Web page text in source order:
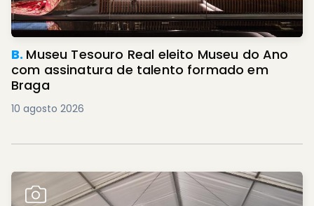
B. Museu Tesouro Real eleito Museu do Ano
com assinatura de talento formado em
Braga
10 agosto 2026